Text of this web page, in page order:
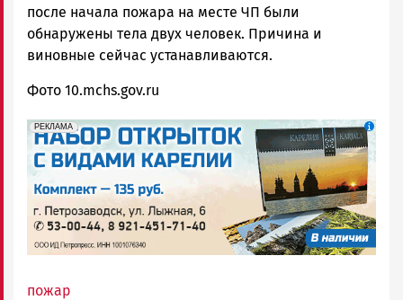
после начала пожара на месте ЧП были
обнаружены тела двух человек. Причина и
виновные сейчас устанавливаются.
Фото 10.mchs.gov.ru
erid: 2SDnjdqwufn
РЕКЛАМА
Реклама
пожар